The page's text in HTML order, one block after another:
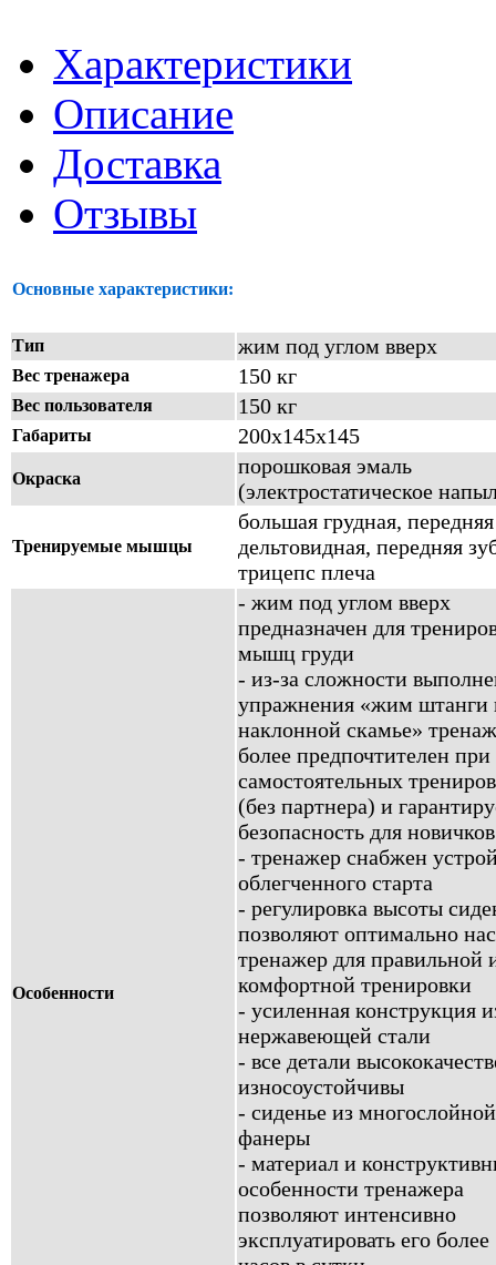
Характеристики
Описание
Доставка
Отзывы
Основные характеристики:
Тип жим под углом вверх
Вес тренажера 150 кг
Вес пользователя 150 кг
Габариты 200х145х145
Окраска
порошковая эмаль
(электростатическое
Тренируемые мышцы
большая грудная, передняя
дельтовидная, передняя
трицепс плеча
Особенности
- жим под углом вверх
предназначен для
мышц груди
- из-за сложности
упражнения «жим штанги
наклонной скамье»
более предпочтителен при
самостоятельных
(без партнера) и
безопасность для новичков
- тренажер снабжен
облегченного старта
- регулировка высоты
позволяют оптимально
тренажер для правильной
комфортной тренировки
- усиленная конструкция
нержавеющей стали
- все детали
износоустойчивы
- сиденье из многослойной
фанеры
- материал и
особенности тренажера
позволяют интенсивно
эксплуатировать его более